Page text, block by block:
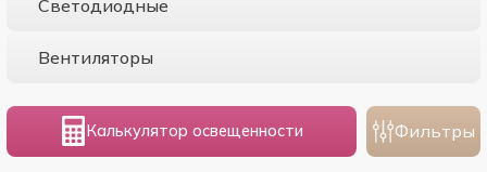
Светодиодные
Вентиляторы
Калькулятор освещенности Фильтры